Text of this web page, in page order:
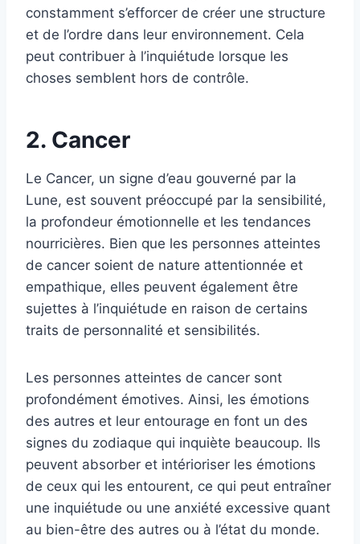
constamment s’efforcer de créer une structure
et de l’ordre dans leur environnement. Cela
peut contribuer à l’inquiétude lorsque les
choses semblent hors de contrôle.
2. Cancer
Le Cancer, un signe d’eau gouverné par la
Lune, est souvent préoccupé par la sensibilité,
la profondeur émotionnelle et les tendances
nourricières. Bien que les personnes atteintes
de cancer soient de nature attentionnée et
empathique, elles peuvent également être
sujettes à l’inquiétude en raison de certains
traits de personnalité et sensibilités.
Les personnes atteintes de cancer sont
profondément émotives. Ainsi, les émotions
des autres et leur entourage en font un des
signes du zodiaque qui inquiète beaucoup. Ils
peuvent absorber et intérioriser les émotions
de ceux qui les entourent, ce qui peut entraîner
une inquiétude ou une anxiété excessive quant
au bien-être des autres ou à l’état du monde.